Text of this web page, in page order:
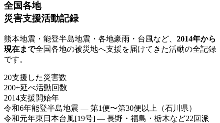
全国各地
災害支援活動記録
熊本地震・能登半島地震・各地豪雨・台風など、 2014年から
現在まで全国各地の被災地へ支援を届けてきた活動の全記録
です。
20支援した災害数
200+延べ活動回数
2014支援開始年
令和6年能登半島地震 — 第1便〜第30便以上（石川県）
令和元年東日本台風[19号] — 長野・福島・栃木など22回派